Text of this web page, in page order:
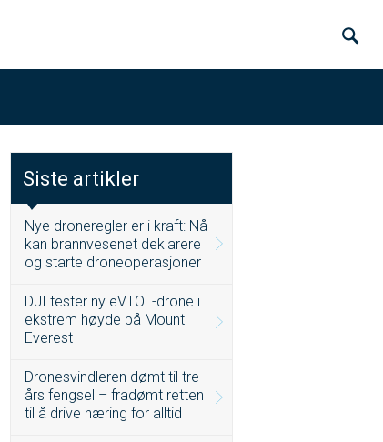
Siste artikler
Nye droneregler er i kraft: Nå
kan brannvesenet deklarere
og starte droneoperasjoner
DJI tester ny eVTOL-drone i
ekstrem høyde på Mount
Everest
Dronesvindleren dømt til tre
års fengsel – fradømt retten
til å drive næring for alltid